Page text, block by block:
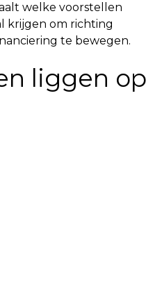
welke voorstellen
krijgen om richting
te bewegen.
liggen op